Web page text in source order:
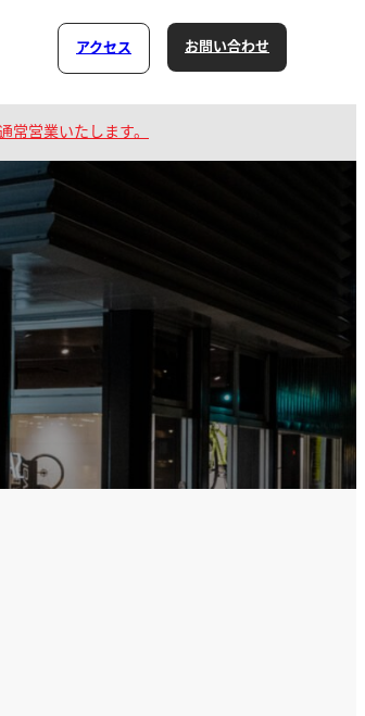
アクセス お問い合わせ
常営業いたします。